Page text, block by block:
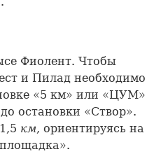
Фиолент. Чтобы
и Пилад необходимо
«5 км» или «ЦУМ»
остановки «Створ».
км, ориентируясь на